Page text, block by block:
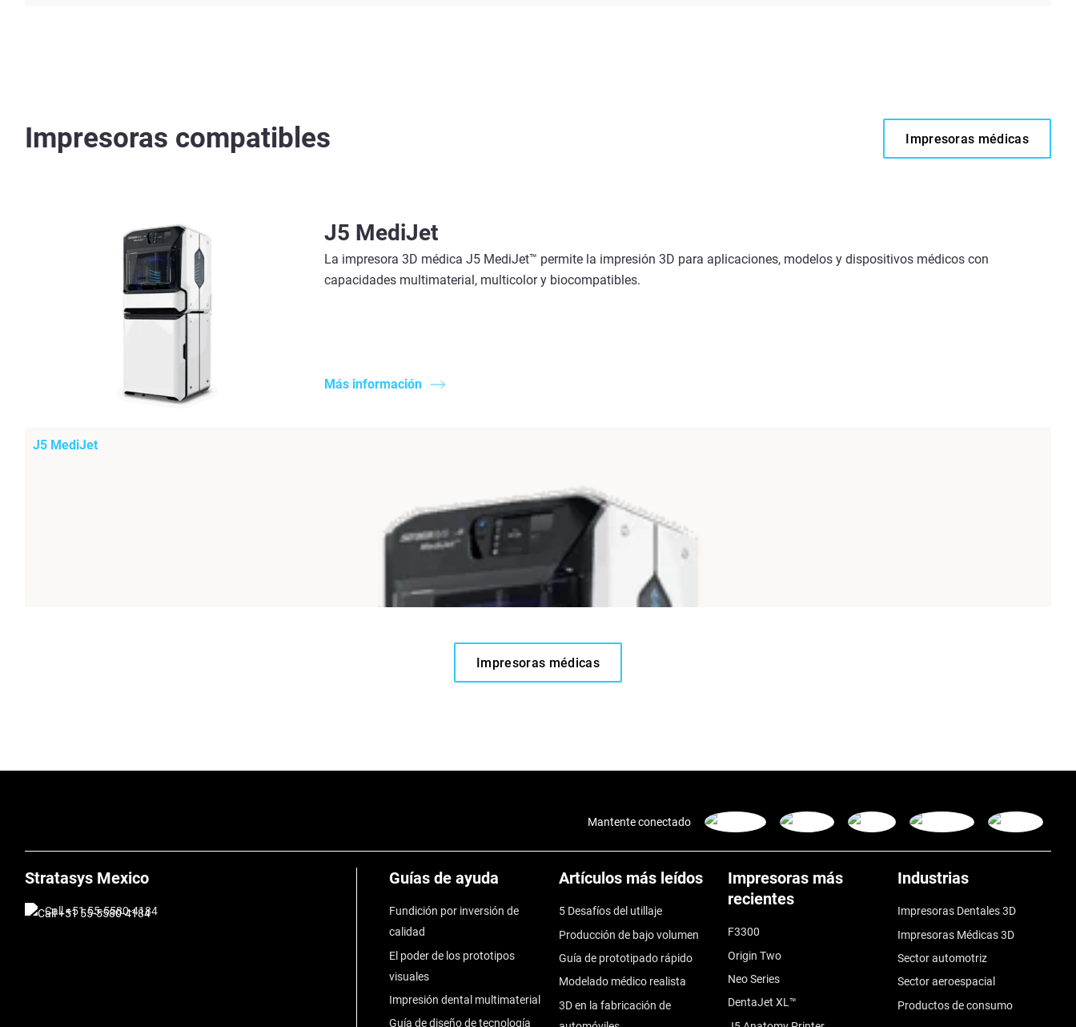
Impresoras compatibles Impresoras médicas
J5 MediJet
La impresora 3D médica J5 MediJet™ permite la impresión 3D para aplicaciones, modelos y dispositivos médicos con
capacidades multimaterial, multicolor y biocompatibles.
Más información
J5 MediJet
Impresoras médicas
Stratasys Mexico
Call +51 55-5580-4184
Guías de ayuda
Fundición por inversión de
calidad
El poder de los prototipos
visuales
Impresión dental multimaterial
Guía de diseño de tecnología
Artículos más leídos
5 Desafíos del utillaje
Producción de bajo volumen
Guía de prototipado rápido
Modelado médico realista
3D en la fabricación de
Impresoras más
recientes
F3300
Origin Two
Neo Series
DentaJet XL™
Industrias
Impresoras Dentales 3D
Impresoras Médicas 3D
Sector automotriz
Sector aeroespacial
Productos de consumo
Mantente conectado